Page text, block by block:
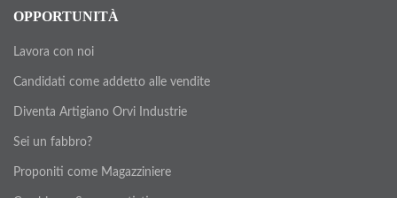
OPPORTUNITÀ
Lavora con noi
Candidati come addetto alle vendite
Diventa Artigiano Orvi Industrie
Sei un fabbro?
Proponiti come Magazziniere